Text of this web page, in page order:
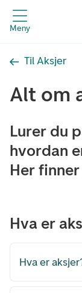
Meny
Til Aksjer
Alt om
Lurer du
hvordan
Her
Hva er
Hva er